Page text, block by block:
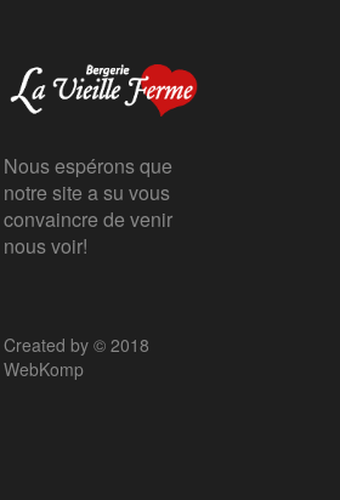
Nous espérons que
notre site a su vous
convaincre de venir
nous voir!
Created by © 2018
WebKomp